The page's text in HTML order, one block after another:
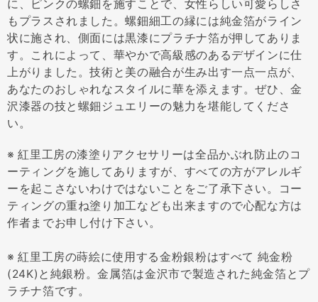
に、ピンクの螺鈿を施すことで、女性らしい可愛らしさ
もプラスされました。螺鈿細工の縁には純金箔がライン
状に施され、側面には黒漆にプラチナ箔が押してありま
す。これによって、華やかで高級感のあるデザインに仕
上がりました。技術と美の融合が生み出す一点一点が、
あなたのおしゃれなスタイルに華を添えます。ぜひ、金
沢漆器の技と螺鈿ジュエリーの魅力を堪能してくださ
い。
※ 紅里工房の漆塗りアクセサリーは全品かぶれ防止のコ
ーティングを施してありますが、すべての方がアレルギ
ーを起こさないわけではないことをご了承下さい。コー
ティングの重ね塗り加工なども出来ますので心配な方は
作者までお申し付け下さい。
※ 紅里工房の蒔絵に使用する金粉銀粉はすべて 純金粉
(24K)と純銀粉。金属箔は金沢市で製造された純金箔とプ
ラチナ箔です。